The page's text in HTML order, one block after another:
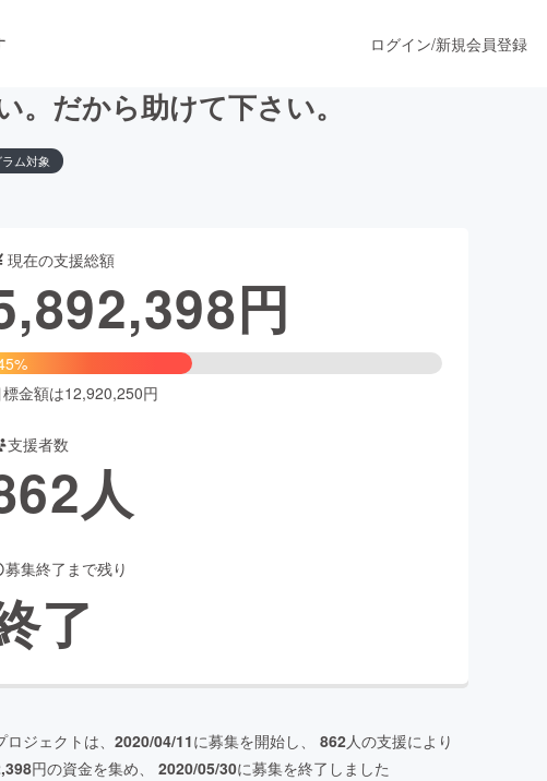
ンス
ファッション
ルスケア
ログイン/新規会員登録
。だから助けて下さい。
ム対象
現在の支援総額
円
標金額は12,920,250円
支援者数
人
募集終了まで残り
了
ロジェクトは、 2020/04/11に募集を開始し、 862人の支援により
円の資金を集め、 2020/05/30に募集を終了しました